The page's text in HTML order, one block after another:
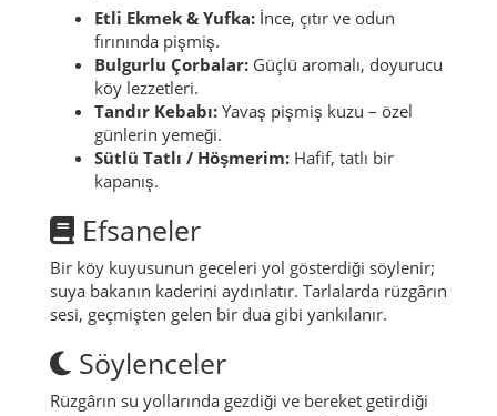
Etli Ekmek & Yufka: İnce, çıtır ve odun
fırınında pişmiş.
Bulgurlu Çorbalar: Güçlü aromalı, doyurucu
köy lezzetleri.
Tandır Kebabı: Yavaş pişmiş kuzu – özel
günlerin yemeği.
Sütlü Tatlı / Höşmerim: Hafif, tatlı bir
kapanış.
Efsaneler
Bir köy kuyusunun geceleri yol gösterdiği söylenir;
suya bakanın kaderini aydınlatır. Tarlalarda rüzgârın
sesi, geçmişten gelen bir dua gibi yankılanır.
Söylenceler
Rüzgârın su yollarında gezdiği ve bereket getirdiği